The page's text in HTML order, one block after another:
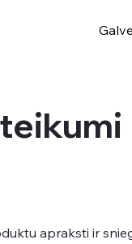
apraksti ir